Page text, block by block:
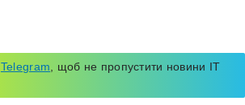
Telegram , щоб не пропустити новини IT